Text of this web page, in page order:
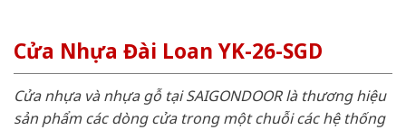
Cửa Nhựa Đài Loan YK-26-SGD
Cửa nhựa và nhựa gỗ tại SAIGONDOOR là thương hiệu
sản phẩm các dòng cửa trong một chuỗi các hệ thống